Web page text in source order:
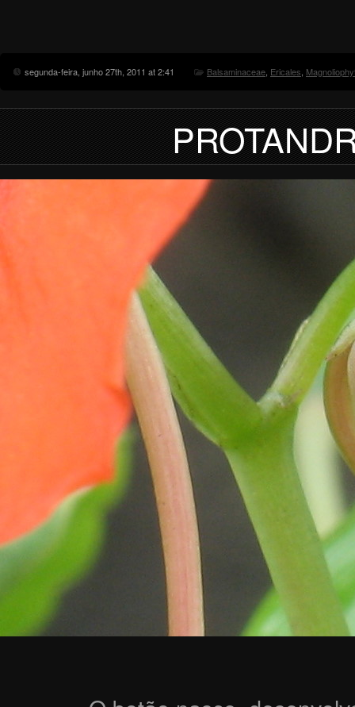
segunda-feira, junho 27th, 2011 at 2:41 Balsaminaceae Ericales